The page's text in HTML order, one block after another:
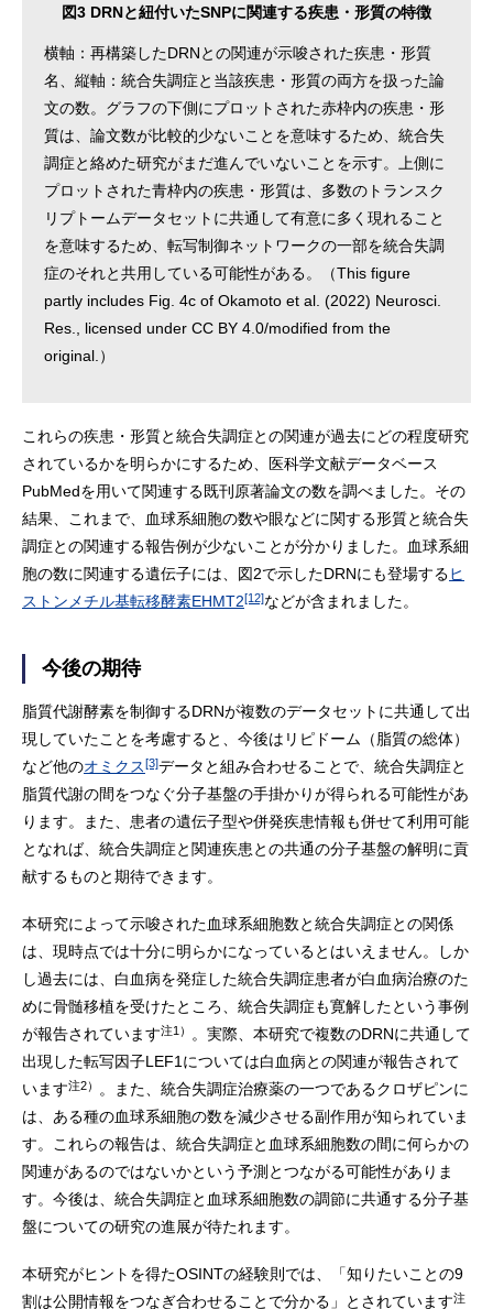
図3 DRNと紐付いたSNPに関連する疾患・形質の特徴
横軸：再構築したDRNとの関連が示唆された疾患・形質
名、縦軸：統合失調症と当該疾患・形質の両方を扱った論
文の数。グラフの下側にプロットされた赤枠内の疾患・形
質は、論文数が比較的少ないことを意味するため、統合失
調症と絡めた研究がまだ進んでいないことを示す。上側に
プロットされた青枠内の疾患・形質は、多数のトランスク
リプトームデータセットに共通して有意に多く現れること
を意味するため、転写制御ネットワークの一部を統合失調
症のそれと共用している可能性がある。（This figure
partly includes Fig. 4c of Okamoto et al. (2022) Neurosci.
Res., licensed under CC BY 4.0/modified from the
original.）
これらの疾患・形質と統合失調症との関連が過去にどの程度研究
されているかを明らかにするため、医科学文献データベース
PubMedを用いて関連する既刊原著論文の数を調べました。その
結果、これまで、血球系細胞の数や眼などに関する形質と統合失
調症との関連する報告例が少ないことが分かりました。血球系細
胞の数に関連する遺伝子には、図2で示したDRNにも登場するヒ
ストンメチル基転移酵素EHMT2[12]などが含まれました。
今後の期待
脂質代謝酵素を制御するDRNが複数のデータセットに共通して出
現していたことを考慮すると、今後はリピドーム（脂質の総体）
など他のオミクス [3]データと組み合わせることで、統合失調症と
脂質代謝の間をつなぐ分子基盤の手掛かりが得られる可能性があ
ります。また、患者の遺伝子型や併発疾患情報も併せて利用可能
となれば、統合失調症と関連疾患との共通の分子基盤の解明に貢
献するものと期待できます。
本研究によって示唆された血球系細胞数と統合失調症との関係
は、現時点では十分に明らかになっているとはいえません。しか
し過去には、白血病を発症した統合失調症患者が白血病治療のた
めに骨髄移植を受けたところ、統合失調症も寛解したという事例
が報告されています注1） 。実際、本研究で複数のDRNに共通して
出現した転写因子LEF1については白血病との関連が報告されて
います注2） 。また、統合失調症治療薬の一つであるクロザピンに
は、ある種の血球系細胞の数を減少させる副作用が知られていま
す。これらの報告は、統合失調症と血球系細胞数の間に何らかの
関連があるのではないかという予測とつながる可能性がありま
す。今後は、統合失調症と血球系細胞数の調節に共通する分子基
盤についての研究の進展が待たれます。
本研究がヒントを得たOSINTの経験則では、「知りたいことの9
割は公開情報をつなぎ合わせることで分かる」とされています注